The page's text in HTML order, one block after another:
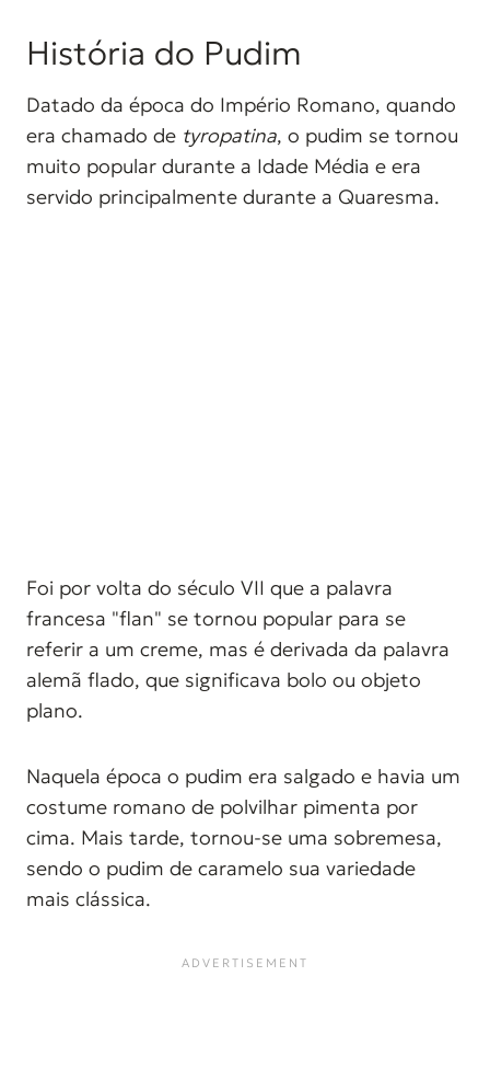
História do Pudim
Datado da época do Império Romano, quando
era chamado de tyropatina, o pudim se tornou
muito popular durante a Idade Média e era
servido principalmente durante a Quaresma.
Foi por volta do século VII que a palavra
francesa "flan" se tornou popular para se
referir a um creme, mas é derivada da palavra
alemã flado, que significava bolo ou objeto
plano.
Naquela época o pudim era salgado e havia um
costume romano de polvilhar pimenta por
cima. Mais tarde, tornou-se uma sobremesa,
sendo o pudim de caramelo sua variedade
mais clássica.